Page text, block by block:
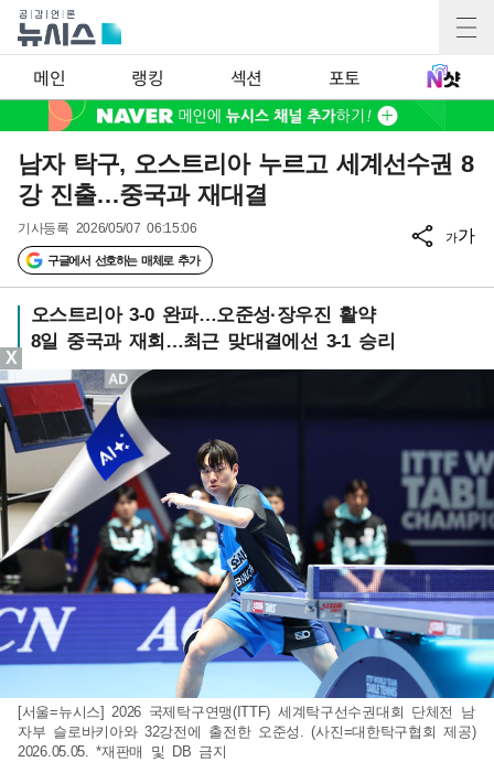
메인 랭킹 섹션 포토
남자 탁구, 오스트리아 누르고 세계선수권 8
강 진출…중국과 재대결
기사등록 2026/05/07 06:15:06
구글에서 선호하는 매체로 추가
가가
오스트리아 3-0 완파…오준성·장우진 활약
8일 중국과 재회…최근 맞대결에선 3-1 승리
[서울=뉴시스] 2026 국제탁구연맹(ITTF) 세계탁구선수권대회 단체전 남
자부 슬로바키아와 32강전에 출전한 오준성. (사진=대한탁구협회 제공)
2026.05.05. *재판매 및 DB 금지
X